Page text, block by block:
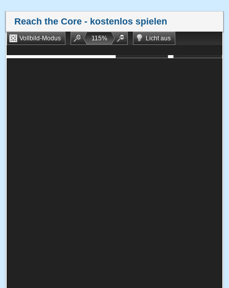
Reach the Core - kostenlos spielen
Vollbild-Modus 115%
Licht aus